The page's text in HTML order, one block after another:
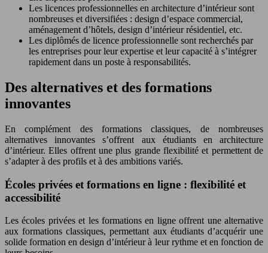
Les licences professionnelles en architecture d’intérieur sont
nombreuses et diversifiées : design d’espace commercial,
aménagement d’hôtels, design d’intérieur résidentiel, etc.
Les diplômés de licence professionnelle sont recherchés par
les entreprises pour leur expertise et leur capacité à s’intégrer
rapidement dans un poste à responsabilités.
Des alternatives et des formations
innovantes
En complément des formations classiques, de nombreuses
alternatives innovantes s’offrent aux étudiants en architecture
d’intérieur. Elles offrent une plus grande flexibilité et permettent de
s’adapter à des profils et à des ambitions variés.
Écoles privées et formations en ligne : flexibilité et
accessibilité
Les écoles privées et les formations en ligne offrent une alternative
aux formations classiques, permettant aux étudiants d’acquérir une
solide formation en design d’intérieur à leur rythme et en fonction de